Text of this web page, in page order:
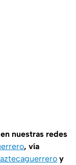
nuestras redes
, vía
y